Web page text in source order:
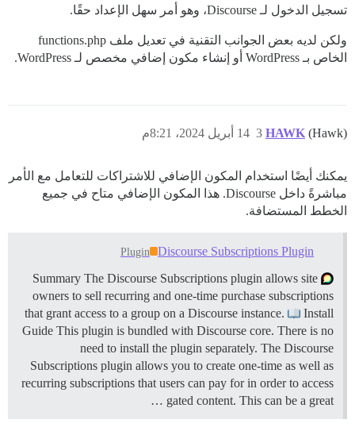
تسجيل الدخول لـ Discourse، وهو أمر سهل الإعداد حقًا.
ولكن لديه بعض الجوانب التقنية في تعديل ملف functions.php
الخاص بـ WordPress أو إنشاء مكون إضافي مخصص لـ WordPress.
HAWK (Hawk) 14 أبريل 2024، 8:21م 3
يمكنك أيضًا استخدام المكون الإضافي للاشتراكات للتعامل مع الأمر
مباشرةً داخل Discourse. هذا المكون الإضافي متاح في جميع
الخطط المستضافة.
Discourse Subscriptions Plugin
Plugin
Summary The Discourse Subscriptions plugin allows site
owners to sell recurring and one-time purchase subscriptions
that grant access to a group on a Discourse instance.
Install
Guide This plugin is bundled with Discourse core. There is no
need to install the plugin separately. The Discourse
Subscriptions plugin allows you to create one-time as well as
recurring subscriptions that users can pay for in order to access
gated content. This can be a great …